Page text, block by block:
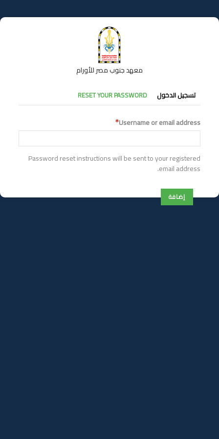
إلى
المحتوى
معهد جنوب مصر للأورام
التبويبات
الأساسية
تسجيل الدخول RESET YOUR PASSWORD
Username or email address
Password reset instructions will be sent to your registered
email address.